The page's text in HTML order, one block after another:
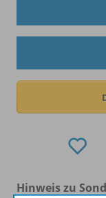
Hinweis zu